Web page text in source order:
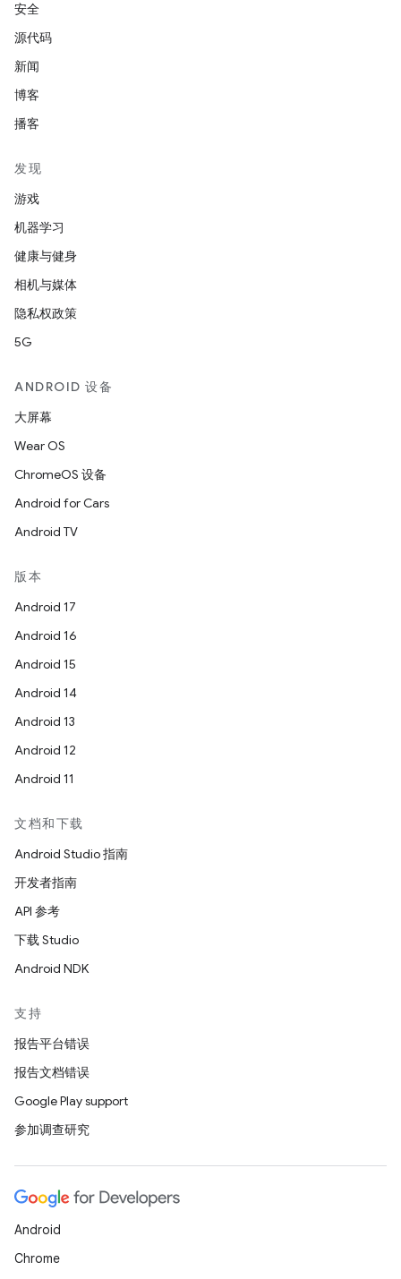
安全
源代码
新闻
博客
播客
发现
游戏
机器学习
健康与健身
相机与媒体
隐私权政策
5G
ANDROID 设备
大屏幕
Wear OS
ChromeOS 设备
Android for Cars
Android TV
版本
Android 17
Android 16
Android 15
Android 14
Android 13
Android 12
Android 11
文档和下载
Android Studio 指南
开发者指南
API 参考
下载 Studio
Android NDK
支持
报告平台错误
报告文档错误
Google Play support
参加调查研究
Android
Chrome